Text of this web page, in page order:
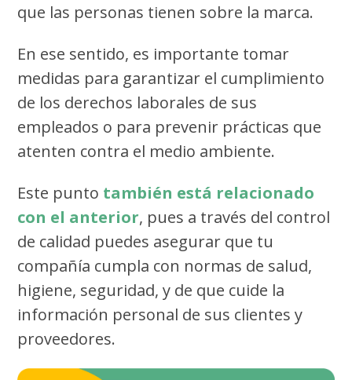
que las personas tienen sobre la marca.
En ese sentido, es importante tomar
medidas para garantizar el cumplimiento
de los derechos laborales de sus
empleados o para prevenir prácticas que
atenten contra el medio ambiente.
Este punto también está relacionado
con el anterior, pues a través del control
de calidad puedes asegurar que tu
compañía cumpla con normas de salud,
higiene, seguridad, y de que cuide la
información personal de sus clientes y
proveedores.